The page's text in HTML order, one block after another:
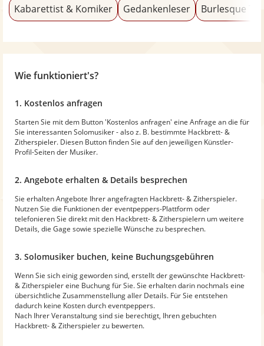
Kabarettist & Komiker Gedankenleser Burlesque
Wie funktioniert's?
1. Kostenlos anfragen
Starten Sie mit dem Button 'Kostenlos anfragen' eine Anfrage an die für
Sie interessanten Solomusiker - also z. B. bestimmte Hackbrett- &
Zitherspieler. Diesen Button finden Sie auf den jeweiligen Künstler-
Profil-Seiten der Musiker.
2. Angebote erhalten & Details besprechen
Sie erhalten Angebote Ihrer angefragten Hackbrett- & Zitherspieler.
Nutzen Sie die Funktionen der eventpeppers-Plattform oder
telefonieren Sie direkt mit den Hackbrett- & Zitherspielern um weitere
Details, die Gage sowie spezielle Wünsche zu besprechen.
3. Solomusiker buchen, keine Buchungsgebühren
Wenn Sie sich einig geworden sind, erstellt der gewünschte Hackbrett-
& Zitherspieler eine Buchung für Sie. Sie erhalten darin nochmals eine
übersichtliche Zusammenstellung aller Details. Für Sie entstehen
dadurch keine Kosten durch eventpeppers.
Nach Ihrer Veranstaltung sind sie berechtigt, Ihren gebuchten
Hackbrett- & Zitherspieler zu bewerten.